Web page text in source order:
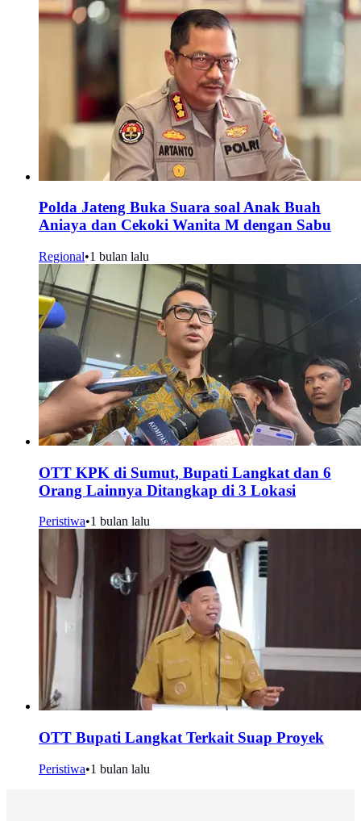
Polda Jateng Buka Suara soal Anak Buah
Aniaya dan Cekoki Wanita M dengan Sabu
Regional•1 bulan lalu
OTT KPK di Sumut, Bupati Langkat dan 6
Orang Lainnya Ditangkap di 3 Lokasi
Peristiwa•1 bulan lalu
OTT Bupati Langkat Terkait Suap Proyek
Peristiwa•1 bulan lalu